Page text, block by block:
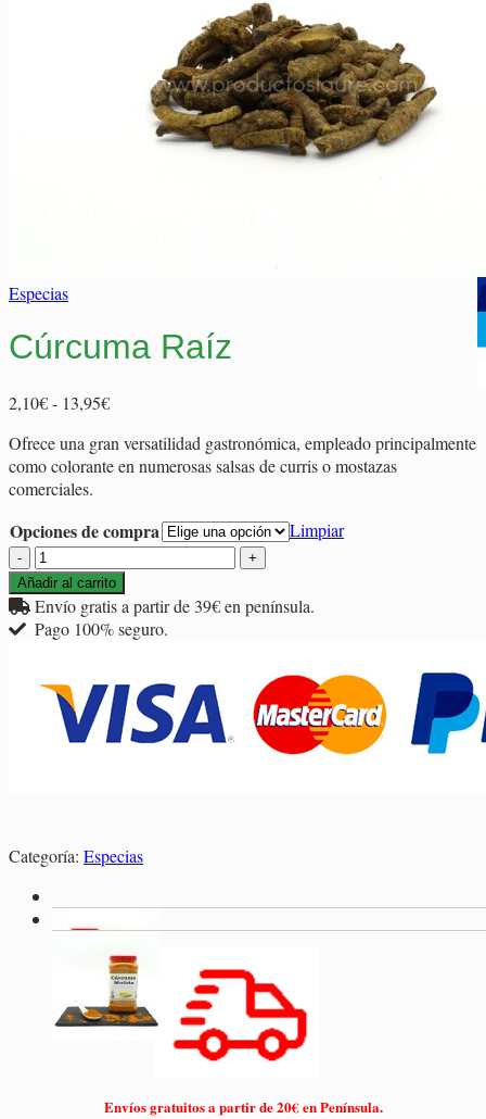
No hay productos en el carrito.
Elaborados Cárnicos
Salsas y Siropes
Especias
Cúrcuma Raíz
2,10€- 13,95€Rango
precios:
desde
13,95€
Ofrece una gran versatilidad gastronómica, empleado principalmente
como colorante en numerosas salsas de curris o mostazas
comerciales.
Opciones de compra
Limpiar
Cúrcuma
Raíz
cantidad
Añadir al carrito
Envío gratis a partir de 39€ en península.
Pago 100% seguro.
Categoría: Especias
Envíos gratuitos a partir de 20€ en Península.